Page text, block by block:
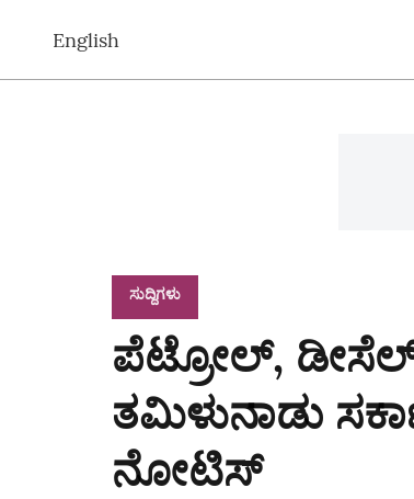
English
ಸುದ್ದಿಗಳು
ಪೆಟ್ರೋಲ್‌, ಡೀಸೆಲ್
ತಮಿಳುನಾಡು
ನೋಟಿಸ್